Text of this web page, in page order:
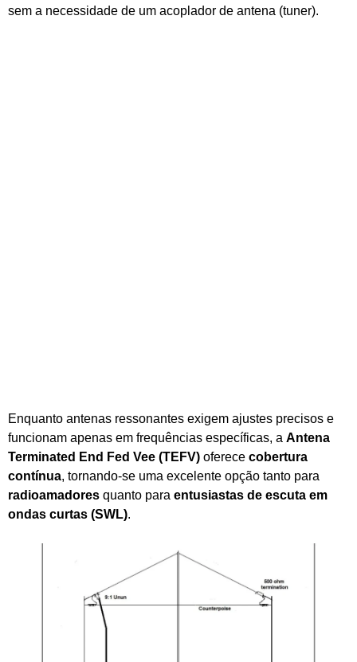
sem a necessidade de um acoplador de antena (tuner).
Enquanto antenas ressonantes exigem ajustes precisos e
funcionam apenas em frequências específicas, a Antena
Terminated End Fed Vee (TEFV) oferece cobertura
contínua, tornando-se uma excelente opção tanto para
radioamadores quanto para entusiastas de escuta em
ondas curtas (SWL).